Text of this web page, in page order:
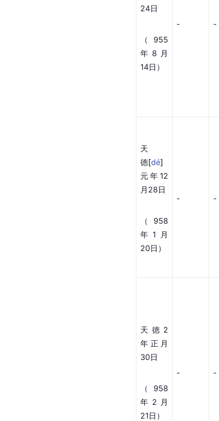
24日
（955
年8月
14日）
- -
天
徳[dé]
元年12
月28日
（958
年1月
20日）
- -
天徳2
年正月
30日
（958
年2月
21日）
- -